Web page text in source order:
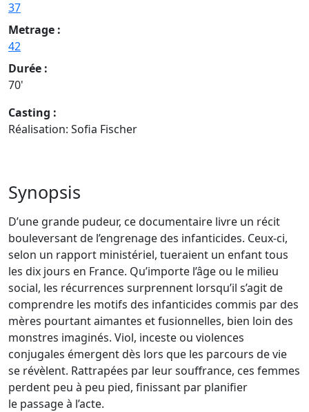
37
Metrage :
42
Durée :
70'
Casting :
Réalisation: Sofia Fischer
Synopsis
D’une grande pudeur, ce documentaire livre un récit
bouleversant de l’engrenage des infanticides. Ceux-ci,
selon un rapport ministériel, tueraient un enfant tous
les dix jours en France. Qu’importe l’âge ou le milieu
social, les récurrences surprennent lorsqu’il s’agit de
comprendre les motifs des infanticides commis par des
mères pourtant aimantes et fusionnelles, bien loin des
monstres imaginés. Viol, inceste ou violences
conjugales émergent dès lors que les parcours de vie
se révèlent. Rattrapées par leur souffrance, ces femmes
perdent peu à peu pied, finissant par planifier
le passage à l’acte.